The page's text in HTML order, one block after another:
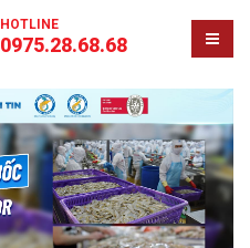
HOTLINE
0975.28.68.68